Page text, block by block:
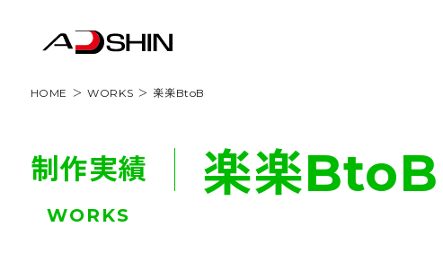
HOME WORKS 楽楽BtoB
制作実績
WORKS
楽楽BtoB